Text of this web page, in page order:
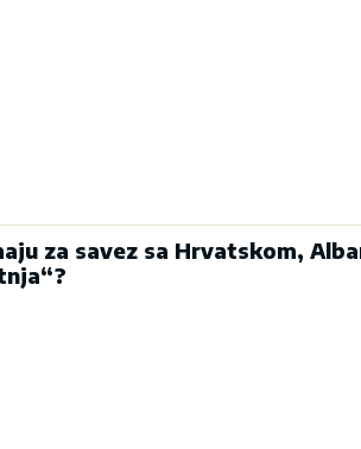
za savez sa Hrvatskom,